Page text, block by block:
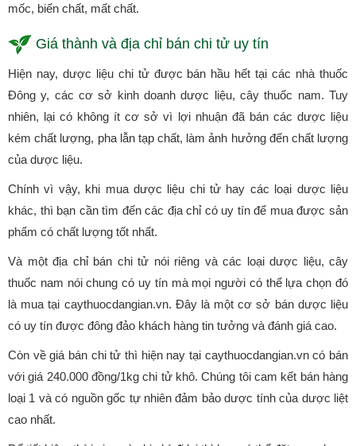
mốc, biến chất, mất chất.
Giá thành và địa chỉ bán chi tử uy tín
Hiện nay, dược liệu chi tử được bán hầu hết tại các nhà thuốc
Đông y, các cơ sở kinh doanh dược liệu, cây thuốc nam. Tuy
nhiên, lại có không ít cơ sở vì lợi nhuận đã bán các dược liệu
kém chất lượng, pha lẫn tạp chất, làm ảnh hưởng đến chất lượng
của dược liệu.
Chính vì vậy, khi mua dược liệu chi tử hay các loại dược liệu
khác, thì bạn cần tìm đến các địa chỉ có uy tín để mua được sản
phẩm có chất lượng tốt nhất.
Và một địa chỉ bán chi tử nói riêng và các loại dược liệu, cây
thuốc nam nói chung có uy tín mà mọi người có thể lựa chọn đó
là mua tại caythuocdangian.vn. Đây là một cơ sở bán dược liệu
có uy tín được đông đảo khách hàng tin tưởng và đánh giá cao.
Còn về giá bán chi tử thì hiện nay tại caythuocdangian.vn có bán
với giá 240.000 đồng/1kg chi tử khô. Chúng tôi cam kết bán hàng
loại 1 và có nguồn gốc tự nhiên đảm bảo dược tính của dược liệt
cao nhất.